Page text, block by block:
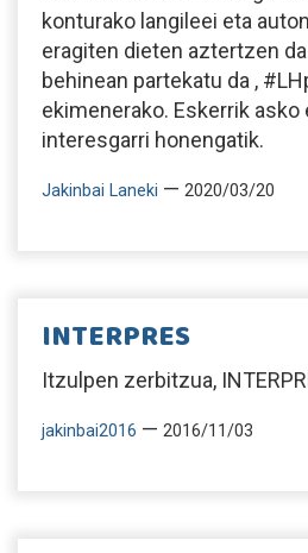
konturako langileei eta
eragiten dieten aztertzen
behinean partekatu da ,
ekimenerako. Eskerrik asko
interesgarri honengatik.
Jakinbai Laneki — 2020/03/20
INTERPRES
Itzulpen zerbitzua,
jakinbai2016 — 2016/11/03